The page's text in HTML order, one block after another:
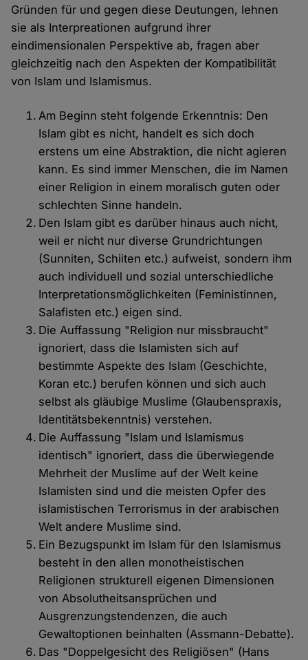
Gründen für und gegen diese Deutungen, lehnen
sie als Interpreationen aufgrund ihrer
eindimensionalen Perspektive ab, fragen aber
gleichzeitig nach den Aspekten der Kompatibilität
von Islam und Islamismus.
Am Beginn steht folgende Erkenntnis: Den
Islam gibt es nicht, handelt es sich doch
erstens um eine Abstraktion, die nicht agieren
kann. Es sind immer Menschen, die im Namen
einer Religion in einem moralisch guten oder
schlechten Sinne handeln.
Den Islam gibt es darüber hinaus auch nicht,
weil er nicht nur diverse Grundrichtungen
(Sunniten, Schiiten etc.) aufweist, sondern ihm
auch individuell und sozial unterschiedliche
Interpretationsmöglichkeiten (Feministinnen,
Salafisten etc.) eigen sind.
Die Auffassung "Religion nur missbraucht"
ignoriert, dass die Islamisten sich auf
bestimmte Aspekte des Islam (Geschichte,
Koran etc.) berufen können und sich auch
selbst als gläubige Muslime (Glaubenspraxis,
Identitätsbekenntnis) verstehen.
Die Auffassung "Islam und Islamismus
identisch" ignoriert, dass die überwiegende
Mehrheit der Muslime auf der Welt keine
Islamisten sind und die meisten Opfer des
islamistischen Terrorismus in der arabischen
Welt andere Muslime sind.
Ein Bezugspunkt im Islam für den Islamismus
besteht in den allen monotheistischen
Religionen strukturell eigenen Dimensionen
von Absolutheitsansprüchen und
Ausgrenzungstendenzen, die auch
Gewaltoptionen beinhalten (Assmann-Debatte).
Das "Doppelgesicht des Religiösen" (Hans